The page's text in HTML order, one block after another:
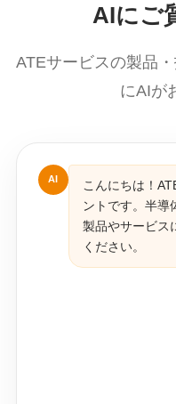
AIにご
ATEサービスの製品
にAIが
AI
こんにちは！
ントです。半導
製品やサービス
ください。